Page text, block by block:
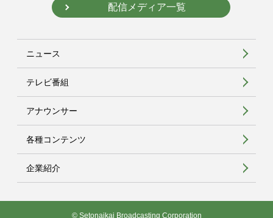
配信メディア一覧
ニュース
テレビ番組
アナウンサー
各種コンテンツ
企業紹介
© Setonaikai Broadcasting Corporation